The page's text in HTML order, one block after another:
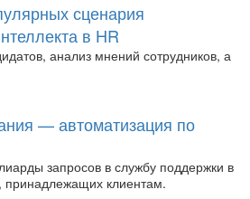
сценария
в HR
анализ мнений сотрудников, а
— автоматизация по
запросов в службу поддержки в
принадлежащих клиентам.